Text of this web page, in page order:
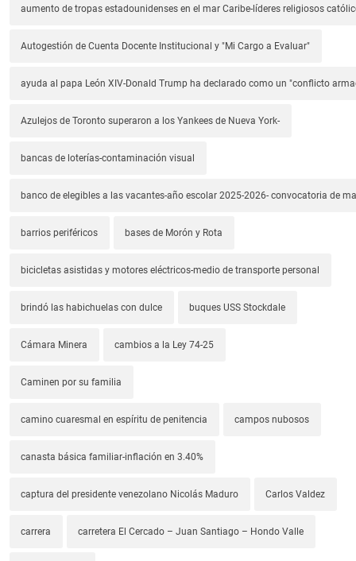
aumento de tropas estadounidenses en el mar Caribe-líderes religiosos
Autogestión de Cuenta Docente Institucional y "Mi Cargo a Evaluar"
ayuda al papa León XIV-Donald Trump ha declarado como un "conflicto
Azulejos de Toronto superaron a los Yankees de Nueva York-
bancas de loterías-contaminación visual
banco de elegibles a las vacantes-año escolar 2025-2026- convocatoria de
barrios periféricos bases de Morón y Rota
bicicletas asistidas y motores eléctricos-medio de transporte personal
brindó las habichuelas con dulce buques USS Stockdale
Cámara Minera cambios a la Ley 74-25
Caminen por su familia
camino cuaresmal en espíritu de penitencia campos nubosos
canasta básica familiar-inflación en 3.40%
captura del presidente venezolano Nicolás Maduro Carlos Valdez
carrera carretera El Cercado – Juan Santiago – Hondo Valle